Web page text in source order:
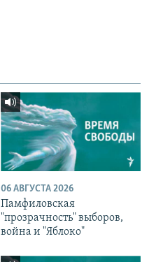
06 АВГУСТА 2026
Памфиловская
"прозрачность" выборов,
война и "Яблоко"